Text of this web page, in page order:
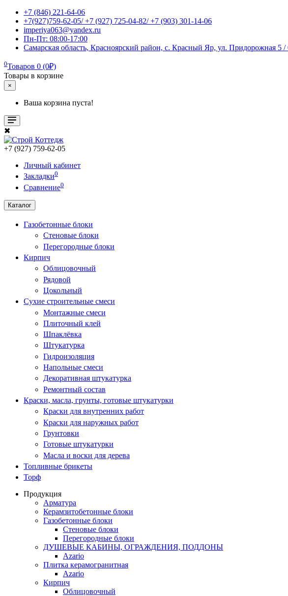
+7 (846) 221-64-06
+7(927)759-62-05/ +7 (927) 725-04-82/ +7 (903) 301-14-06
imperiya063@yandex.ru
Пн-Пт: 08:00-17:00
Самарская область, Красноярский район, с. Красный Яр, ул. Придорожная 5
0Товаров 0 (0₽)
Товары в корзине
×
Ваша корзина пуста!
✖
+7 (927) 759-62-05
Личный кабинет
Закладки0
Сравнение0
Каталог
Газобетонные блоки
Стеновые блоки
Перегородные блоки
Кирпич
Облицовочный
Рядовой
Цокольный
Сухие строительные смеси
Монтажные смеси
Плиточный клей
Шпаклёвка
Штукатурка
Гидроизоляция
Напольные смеси
Декоративная штукатурка
Ремонтный состав
Краски, масла, грунты, готовые штукатурки
Краски для внутренних работ
Краски для наружных работ
Грунтовки
Готовые штукатурки
Масла и воски для дерева
Топливные брикеты
Торф
Продукция
Арматура
Керамзитобетонные блоки
Газобетонные блоки
Стеновые блоки
Перегородные блоки
ДУШЕВЫЕ КАБИНЫ, ОГРАЖДЕНИЯ, ПОДДОНЫ
Azario
Плитка керамогранитная
Azario
Кирпич
Облицовочный